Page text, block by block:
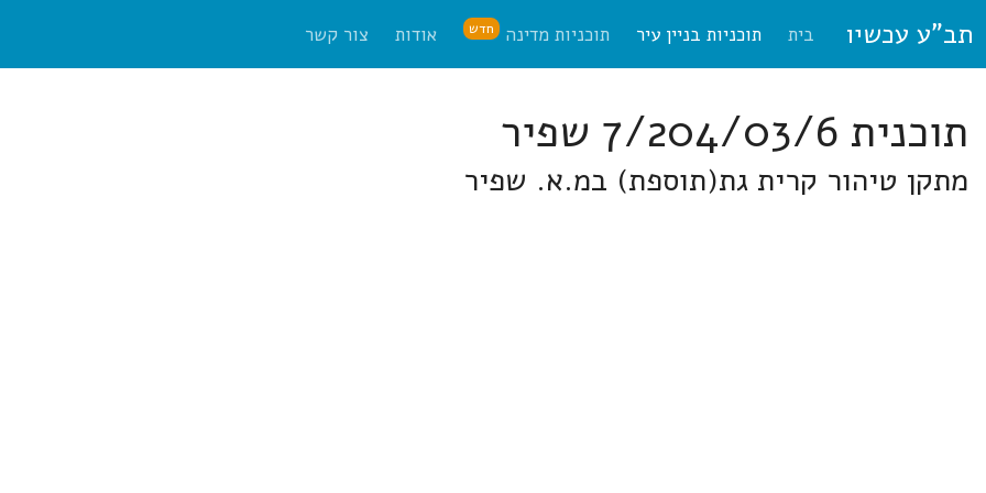
תב"ע עכשיו בית תוכניות בניין עיר תוכניות מדינה חדש אודות צור קשר
תוכנית 7/204/03/6 שפיר
מתקן טיהור קרית גת(תוספת) במ.א. שפיר